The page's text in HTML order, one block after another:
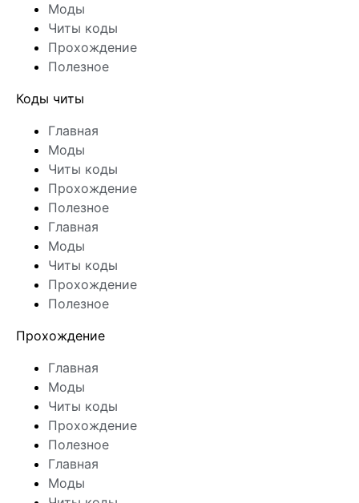
Моды
Читы коды
Прохождение
Полезное
Коды читы
Главная
Моды
Читы коды
Прохождение
Полезное
Главная
Моды
Читы коды
Прохождение
Полезное
Прохождение
Главная
Моды
Читы коды
Прохождение
Полезное
Главная
Моды